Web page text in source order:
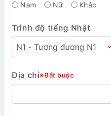
Nam Nữ Khác
Trình độ tiếng Nhật
Địa chỉ※Bắt buộc